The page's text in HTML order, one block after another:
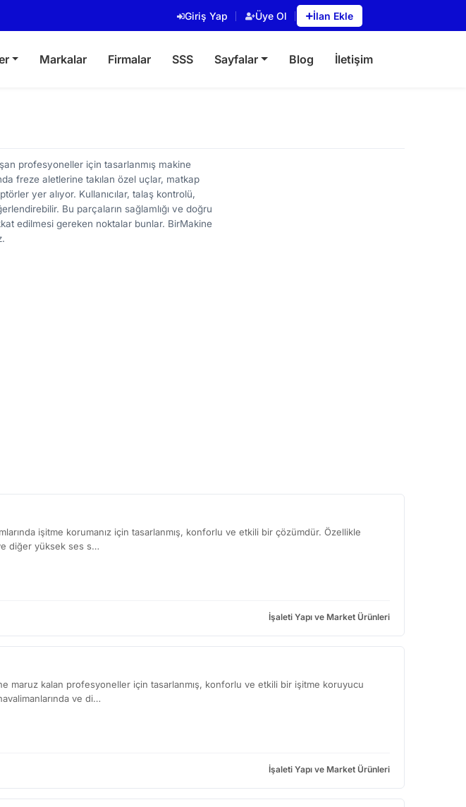
Giriş Yap Üye Ol İlan Ekle
Markalar Firmalar SSS Sayfalar Blog İletişim
profesyoneller için tasarlanmış makine
freze aletlerine takılan özel uçlar, matkap
yer alıyor. Kullanıcılar, talaş kontrolü,
Bu parçaların sağlamlığı ve doğru
edilmesi gereken noktalar bunlar. BirMakine
işitme korumanız için tasarlanmış, konforlu ve etkili bir çözümdür. Özellikle
diğer yüksek ses s…
İşaleti Yapı ve Market Ürünleri
maruz kalan profesyoneller için tasarlanmış, konforlu ve etkili bir işitme koruyucu
ve di…
İşaleti Yapı ve Market Ürünleri